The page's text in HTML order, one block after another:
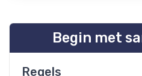
Begin met
Regels